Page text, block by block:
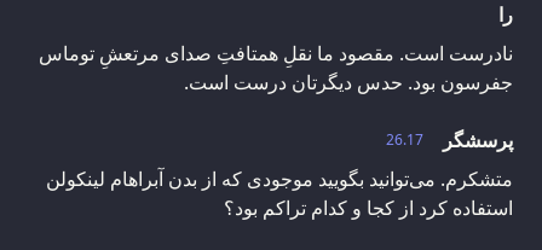
را
نادرست است. مقصود ما نقلِ همتافتِ صدای مرتعشِ توماس
جفرسون بود. حدس دیگرتان درست است.
26.17
پرسشگر
متشکرم. می‌توانید بگویید موجودی که از بدن آبراهام لینکولن
استفاده کرد از کجا و کدام تراکم بود؟